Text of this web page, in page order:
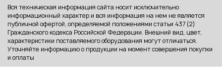
Вся техническая информация сайта носит исключительно
информационный характер и вся информация на нем не является
публичной офертой, определяемой положениями статьи 437 (2)
Гражданского кодекса Российской Федерации. Внешний вид, цвет,
характеристики поставляемого оборудования могут отличаться.
Уточняйте информацию о продукции на момент совершения покупки
и оплаты